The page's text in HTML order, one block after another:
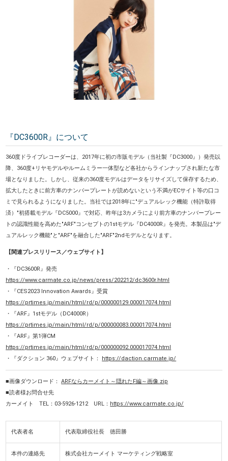
『DC3600R』について
360度ドライブレコーダーは、2017年に初の市販モデル（当社製『DC3000』）発売以
降、360度+リヤモデルやルームミラー一体型など各社からラインナップされ新たな市
場となりました。しかし、従来の360度モデルはデータをリサイズして保存するため、
拡大したときに前方車のナンバープレートが読めないという不満がECサイト等の口コ
ミで見られるようになりました。当社では2018年に"デュアルレック機能（特許取得
済）"初搭載モデル『DC5000』で対応、昨年は3カメラにより前方車のナンバープレー
トの認識性能を高めた"ARF"コンセプトの1stモデル『DC4000R』を発売。本製品は"デ
ュアルレック機能"と"ARF"を融合した"ARF"2ndモデルとなります。
【関連プレスリリース／ウェブサイト】
・『DC3600R』発売
https://www.carmate.co.jp/news/press/202212/dc3600r.html
・『CES2023 Innovation Awards』受賞
https://prtimes.jp/main/html/rd/p/000000129.000017074.html
・『ARF』1stモデル（DC4000R）
https://prtimes.jp/main/html/rd/p/000000083.000017074.html
・『ARF』第1弾CM
https://prtimes.jp/main/html/rd/p/000000092.000017074.html
・『ダクション 360』ウェブサイト： https://daction.carmate.jp/
■画像ダウンロード：ARFならカーメイト～隠れたF編～画像.zip
■読者様お問合せ先
カーメイト TEL：03-5926-1212 URL： https://www.carmate.co.jp/
代表者名 代表取締役社長 徳田勝
本件の連絡先 株式会社カーメイト マーケティング戦略室